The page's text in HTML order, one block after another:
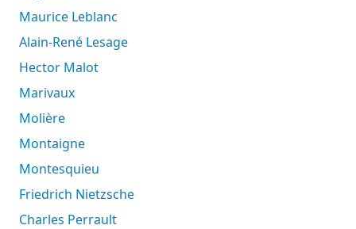
Maurice Leblanc
Alain-René Lesage
Hector Malot
Marivaux
Molière
Montaigne
Montesquieu
Friedrich Nietzsche
Charles Perrault